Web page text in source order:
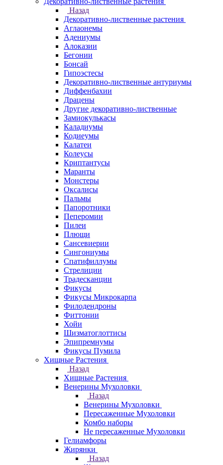
Назад
Декоративно-лиственные растения
Аглаонемы
Адениумы
Алоказии
Бегонии
Бонсай
Гипоэстесы
Декоративно-лиственные антуриумы
Диффенбахии
Драцены
Другие декоративно-лиственные
Замиокулькасы
Каладиумы
Кодиеумы
Калатеи
Колеусы
Криптантусы
Маранты
Монстеры
Оксалисы
Пальмы
Папоротники
Пеперомии
Пилеи
Плющи
Сансевиерии
Сингониумы
Спатифиллумы
Стрелиции
Традесканции
Фикусы
Фикусы Микрокарпа
Филодендроны
Фиттонии
Хойи
Шизматоглоттисы
Эпипремнумы
Фикусы Пумила
Хищные Растения
Назад
Хищные Растения
Венерины Мухоловки
Назад
Венерины Мухоловки
Пересаженные Мухоловки
Комбо наборы
Не пересаженные Мухоловки
Гелиамфоры
Жирянки
Назад